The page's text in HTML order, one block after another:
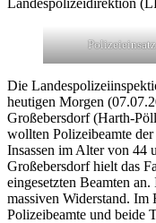
Polizeieinsatz
Die
heutigen Morgen
Großebersdorf (Harth-
wollten Polizeibeamte
Insassen im Alter von 44
Großebersdorf hielt das
eingesetzten Beamten
massiven Widerstand. Im
Polizeibeamte und beide